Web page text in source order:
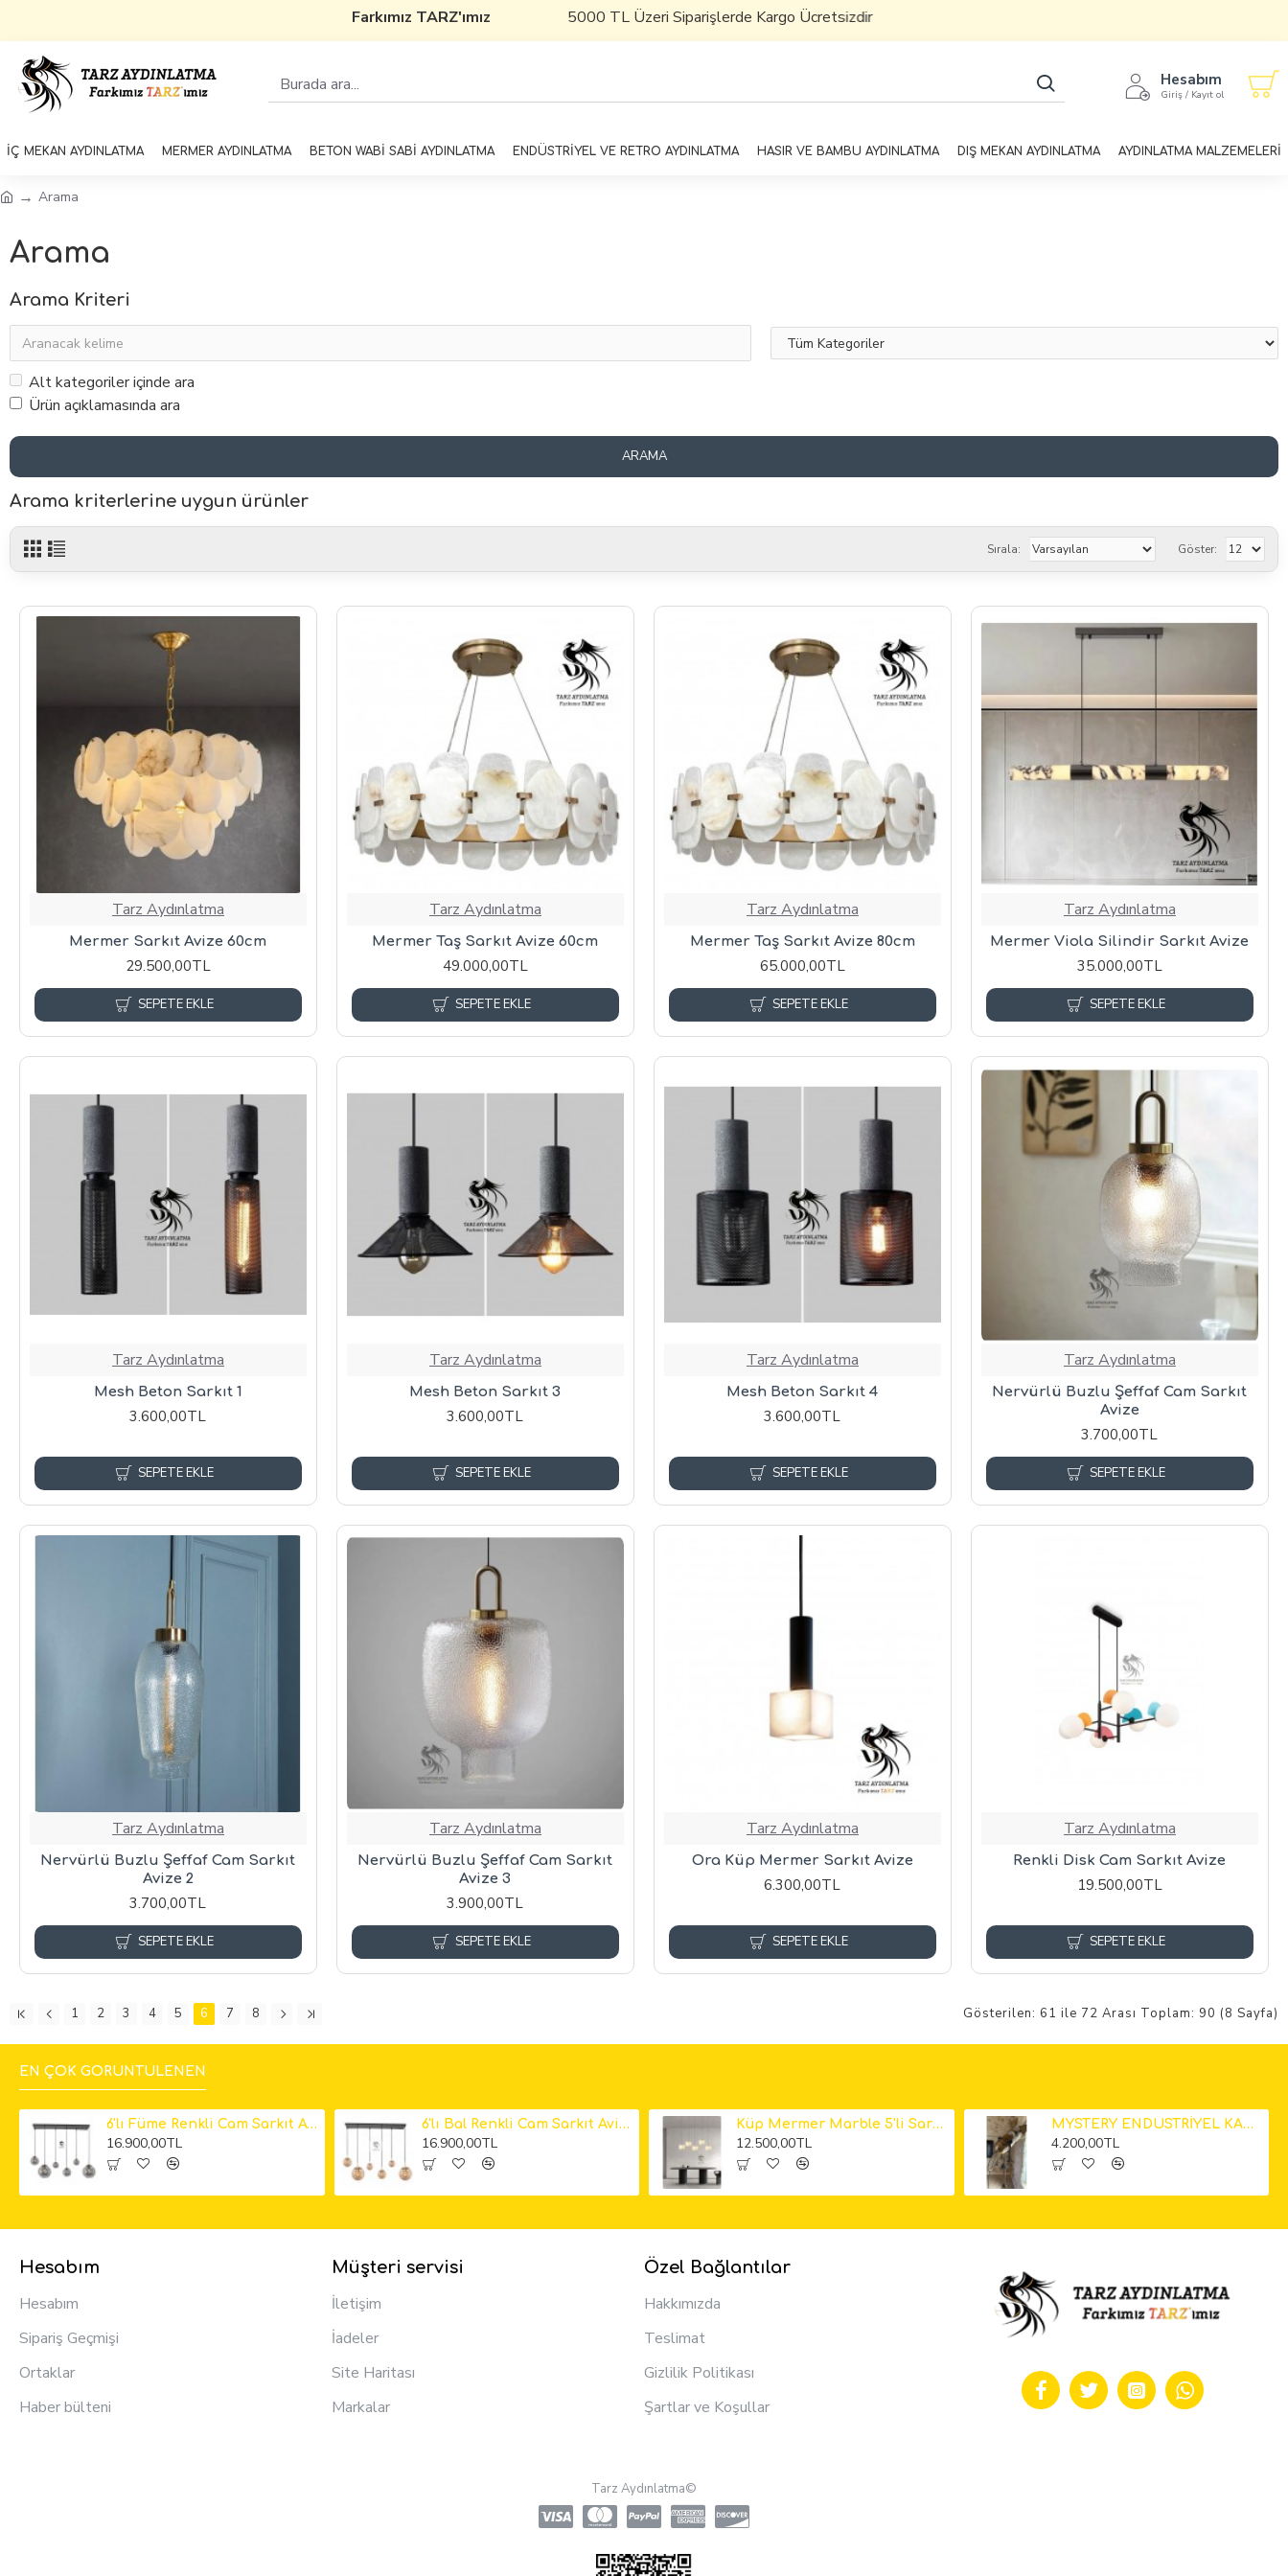
Farkımız TARZ'ımız5000 TL Üzeri Siparişlerde Kargo Ücretsizdir
Hesabım
Giriş / Kayıt ol
İÇ MEKAN AYDINLATMA MERMER AYDINLATMA BETON WABİ SABİ AYDINLATMA ENDÜSTRİYEL VE RETRO AYDINLATMA HASIR VE BAMBU AYDINLATMA DIŞ MEKAN AYDINLATMA AYDINLATMA MALZEMELERİ
Arama
Arama
Arama Kriteri
Alt kategoriler içinde ara
Ürün açıklamasında ara
ARAMA
Arama kriterlerine uygun ürünler
Sırala: Göster:
Tarz Aydınlatma
Mermer Sarkıt Avize 60cm
29.500,00TL
SEPETE EKLE
Tarz Aydınlatma
Mermer Taş Sarkıt Avize 60cm
49.000,00TL
SEPETE EKLE
Tarz Aydınlatma
Mermer Taş Sarkıt Avize 80cm
65.000,00TL
SEPETE EKLE
Tarz Aydınlatma
Mermer Viola Silindir Sarkıt Avize
35.000,00TL
SEPETE EKLE
Tarz Aydınlatma
Mesh Beton Sarkıt 1
3.600,00TL
SEPETE EKLE
Tarz Aydınlatma
Mesh Beton Sarkıt 3
3.600,00TL
SEPETE EKLE
Tarz Aydınlatma
Mesh Beton Sarkıt 4
3.600,00TL
SEPETE EKLE
Tarz Aydınlatma
Nervürlü Buzlu Şeffaf Cam Sarkıt
Avize
3.700,00TL
SEPETE EKLE
Tarz Aydınlatma
Nervürlü Buzlu Şeffaf Cam Sarkıt
Avize 2
3.700,00TL
SEPETE EKLE
Tarz Aydınlatma
Nervürlü Buzlu Şeffaf Cam Sarkıt
Avize 3
3.900,00TL
SEPETE EKLE
Tarz Aydınlatma
Ora Küp Mermer Sarkıt Avize
6.300,00TL
SEPETE EKLE
Tarz Aydınlatma
Renkli Disk Cam Sarkıt Avize
19.500,00TL
SEPETE EKLE
1 2 3 4 5 6 7 8 Gösterilen: 61 ile 72 Arası Toplam: 90 (8 Sayfa)
EN ÇOK GÖRÜNTÜLENEN
6'lı Füme Renkli Cam Sarkıt Avize
16.900,00TL
6'lı Bal Renkli Cam Sarkıt Avize
16.900,00TL
Küp Mermer Marble 5'li Sarkıt Avize 12cm
12.500,00TL
MYSTERY ENDÜSTRİYEL KAMERA LAMBADER
4.200,00TL
Hesabım
Hesabım
Sipariş Geçmişi
Ortaklar
Haber bülteni
Müşteri servisi
İletişim
İadeler
Site Haritası
Markalar
Özel Bağlantılar
Hakkımızda
Teslimat
Gizlilik Politikası
Şartlar ve Koşullar
Tarz Aydınlatma©